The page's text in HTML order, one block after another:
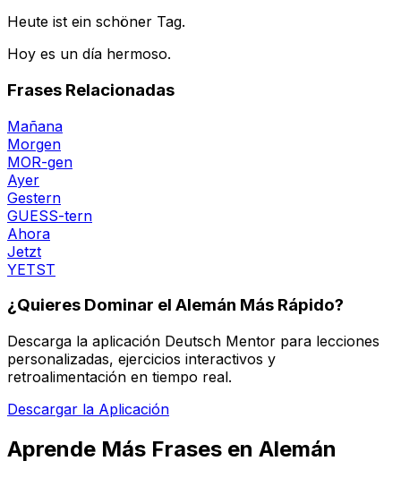
Heute ist ein schöner Tag.
Hoy es un día hermoso.
Frases Relacionadas
Mañana
Morgen
MOR-gen
Ayer
Gestern
GUESS-tern
Ahora
Jetzt
YETST
¿Quieres Dominar el Alemán Más Rápido?
Descarga la aplicación Deutsch Mentor para lecciones
personalizadas, ejercicios interactivos y
retroalimentación en tiempo real.
Descargar la Aplicación
Aprende Más Frases en Alemán